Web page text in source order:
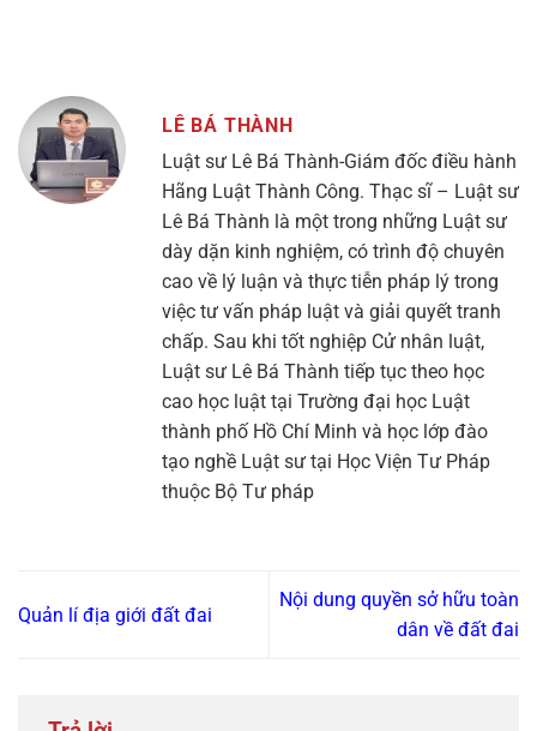
LÊ BÁ THÀNH
Luật sư Lê Bá Thành-Giám đốc điều hành
Hãng Luật Thành Công. Thạc sĩ – Luật sư
Lê Bá Thành là một trong những Luật sư
dày dặn kinh nghiệm, có trình độ chuyên
cao về lý luận và thực tiễn pháp lý trong
việc tư vấn pháp luật và giải quyết tranh
chấp. Sau khi tốt nghiệp Cử nhân luật,
Luật sư Lê Bá Thành tiếp tục theo học
cao học luật tại Trường đại học Luật
thành phố Hồ Chí Minh và học lớp đào
tạo nghề Luật sư tại Học Viện Tư Pháp
thuộc Bộ Tư pháp
Quản lí địa giới đất đai
Nội dung quyền sở hữu toàn
dân về đất đai